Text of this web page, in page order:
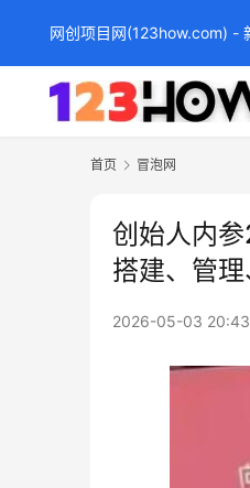
首页 冒泡网
创始人内
搭建、管
2026-05-03 20:43
网创项目网(123how.com) -